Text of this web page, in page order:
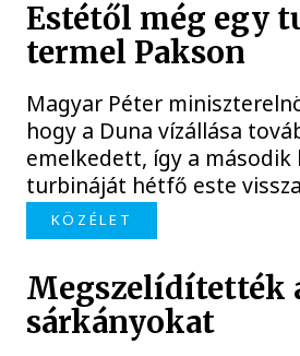
Estétől még egy
termel Pakson
Magyar Péter
hogy a Duna vízállása
emelkedett, így a második
turbináját hétfő este
KÖZÉLET
Megszelídítették
sárkányokat